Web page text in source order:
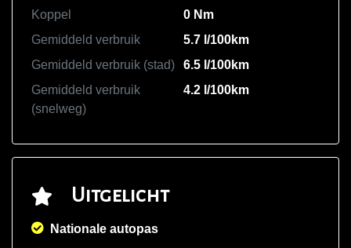
Koppel
0 Nm
Gemiddeld verbruik
5.7 l/100km
Gemiddeld verbruik (stad)
6.5 l/100km
Gemiddeld verbruik
(snelweg)
4.2 l/100km
Uitgelicht
Nationale autopas